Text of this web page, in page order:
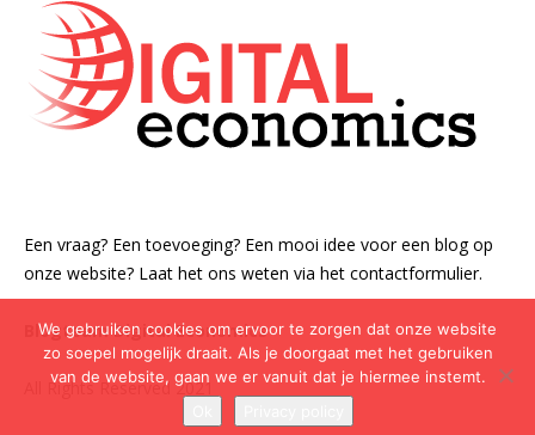
Een vraag? Een toevoeging? Een mooi idee voor een blog op
onze website? Laat het ons weten via het contactformulier.
Blogteam Digital Economics
All Rights Reserved 2021
We gebruiken cookies om ervoor te zorgen dat onze website
zo soepel mogelijk draait. Als je doorgaat met het gebruiken
van de website, gaan we er vanuit dat je hiermee instemt.